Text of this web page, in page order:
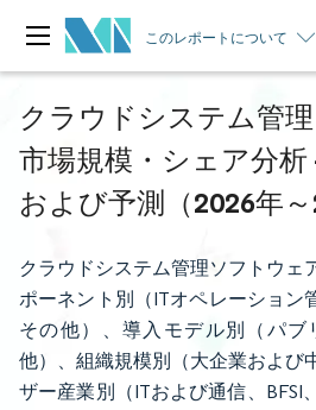
このレポートについて
クラウドシステム管
市場規模・シェア分析
および予測（2026年～
クラウドシステム管理ソフトウェ
ポーネント別（ITオペレーション
その他）、導入モデル別（パ
他）、組織規模別（大企業および
ザー産業別（ITおよび通信、BFSI